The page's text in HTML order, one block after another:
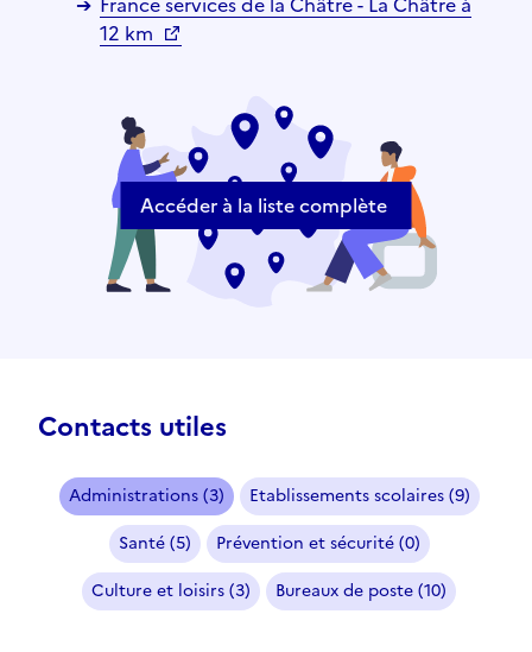
12 km
Accéder à la liste complète
Contacts utiles
Administrations (3)
Etablissements scolaires (9)
Santé (5)
Prévention et sécurité (0)
Culture et loisirs (3)
Bureaux de poste (10)